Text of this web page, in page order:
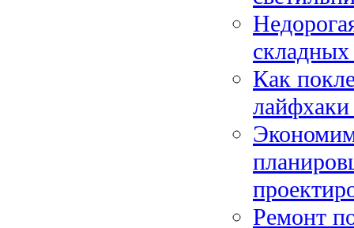
Как
Ремонт